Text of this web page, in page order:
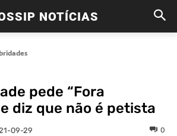
NOTÍCIAS
pede “Fora
diz que não é petista
09-29 0